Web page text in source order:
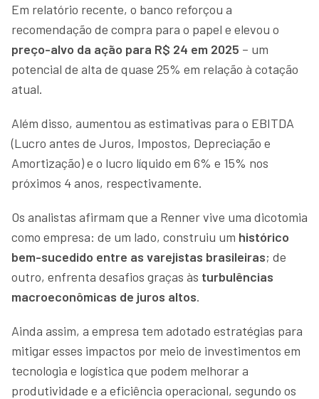
Em relatório recente, o banco reforçou a
recomendação de compra para o papel e elevou o
preço-alvo da ação para R$ 24 em 2025 – um
potencial de alta de quase 25% em relação à cotação
atual.
Além disso, aumentou as estimativas para o EBITDA
(Lucro antes de Juros, Impostos, Depreciação e
Amortização) e o lucro líquido em 6% e 15% nos
próximos 4 anos, respectivamente.
Os analistas afirmam que a Renner vive uma dicotomia
como empresa: de um lado, construiu um histórico
bem-sucedido entre as varejistas brasileiras; de
outro, enfrenta desafios graças às turbulências
macroeconômicas de juros altos.
Ainda assim, a empresa tem adotado estratégias para
mitigar esses impactos por meio de investimentos em
tecnologia e logística que podem melhorar a
produtividade e a eficiência operacional, segundo os